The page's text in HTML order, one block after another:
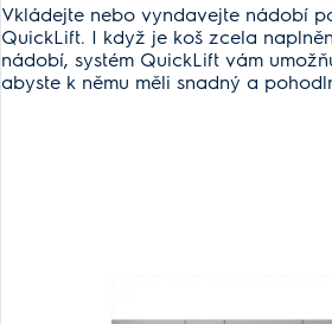
Vkládejte nebo vyndavejte nádobí
QuickLift. I když je koš zcela
nádobí, systém QuickLift vám
abyste k němu měli snadný a